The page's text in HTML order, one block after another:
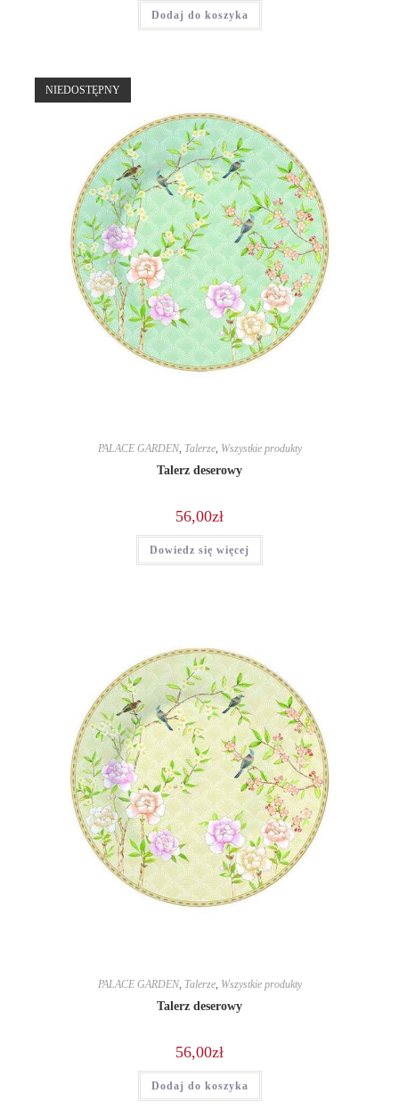
Dodaj do koszyka
NIEDOSTĘPNY
PALACE GARDEN, Talerze, Wszystkie produkty
Talerz deserowy
56,00zł
Dowiedz się więcej
PALACE GARDEN, Talerze, Wszystkie produkty
Talerz deserowy
56,00zł
Dodaj do koszyka